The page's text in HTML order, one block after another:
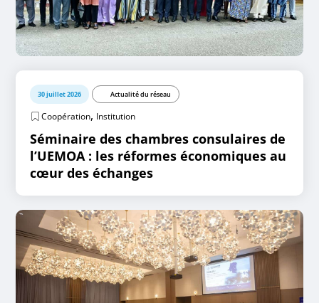
30 juillet 2026 Actualité du réseau
Coopération, Institution
Séminaire des chambres consulaires de
l’UEMOA : les réformes économiques au
cœur des échanges